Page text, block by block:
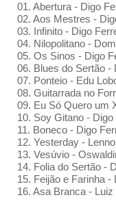
01. Abertura - Digo
02. Aos Mestres -
03. Infinito - Digo
04. Nilopolitano -
05. Os Sinos - Digo
06. Blues do Sertão -
07. Ponteio - Edu
08. Guitarrada no
09. Eu Só Quero um
10. Soy Gitano - Digo
11. Boneco - Digo
12. Yesterday -
13. Vesúvio -
14. Folia do Sertão -
15. Feijão e Farinha -
16. Asa Branca -